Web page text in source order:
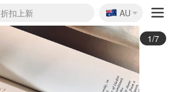
扣上新
肤3.5折
中2.5折
好价汇总
+叠9折
超市实拍
手票捡漏
末
奢牌1折起
3折起
牌1折护肤1折
$251
扣汇总送$50
码好物
周7.5折
高奢地板价
6折
头$98
首饰2折
店促销
彩妆礼
居好物
妆护肤
盒$33
50ml沐浴露
湿面霜$29
洋馆门票6折
罐$16送香薰
6.8折
日历$525
私促3折
喷雾$16
套装£56
独家4折
6折起
奢品2.7折
9折
美容仪$881
Live
地机$649
水杯$24
网5折
装$23
套$159
件7折
4.5折
韩妆4折
奢8.5折
$11
德莱德次日达
+赠礼
灯具8折
🇦🇺
AU
2/7